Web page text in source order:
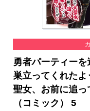
勇者パーティー
巣立ってくれた
聖女、お前に追っ
（コミック） 5